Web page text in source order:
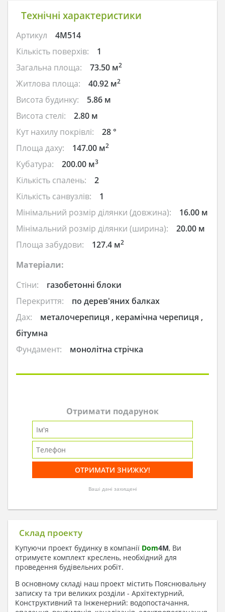
Технічні характеристики
Артикул
4M514
Кількість поверхів:
1
Загальна площа:
73.50 м2
Житлова площа: 40.92 м2
Висота будинку:
5.86 м
Висота стелі:
2.80 м
Кут нахилу покрівлі:
28 °
Площа даху:
147.00 м2
Кубатура: 200.00 м3
Кількість спалень:
2
Кількість санвузлів:
1
Мінімальний розмір ділянки (довжина):
16.00 м
Мінімальний розмір ділянки (ширина):
20.00 м
Площа забудови:
127.4 м2
Матеріали:
Стіни:
газобетонні блоки
Перекриття:
по дерев'яних балках
Дах:
металочерепиця , керамічна черепиця ,
бітумна
Фундамент:
монолітна стрічка
Отримати подарунок
Ваші дані захищені
Склад проекту
Купуючи проект будинку в компанії Dom4M, Ви
отримуєте комплект креслень, необхідний для
проведення будівельних робіт.
В основному складі наш проект містить Пояснювальну
записку та три великих розділи - Архітектурний,
Конструктивний та Інженерний: водопостачання,